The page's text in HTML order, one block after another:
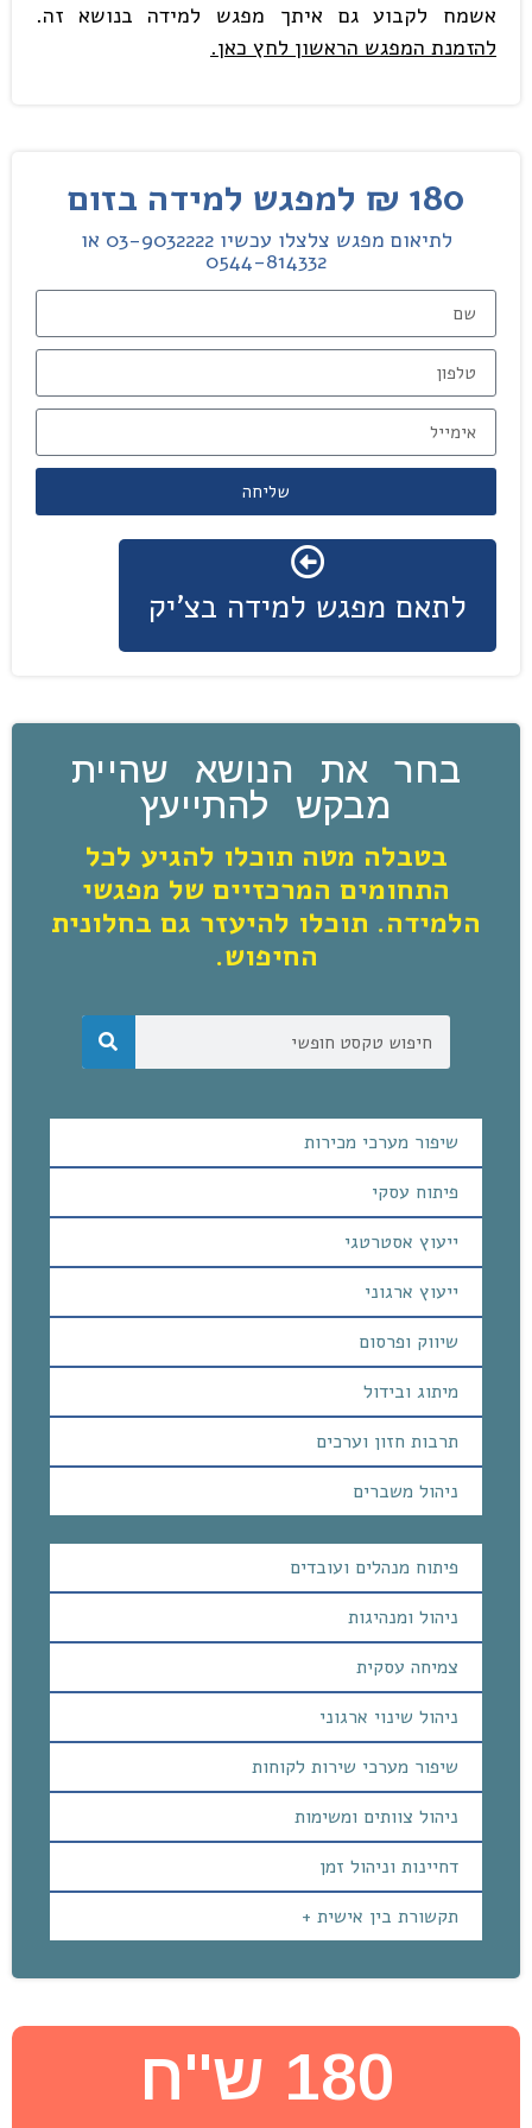
אשמח לקבוע גם איתך מפגש למידה בנושא זה.
להזמנת המפגש הראשון לחץ כאן.
180 ₪ למפגש למידה בזום
לתיאום מפגש צלצלו עכשיו 03-9032222 או
0544-814332
שליחה
לתאם מפגש למידה בצ'יק
בחר את הנושא שהיית
מבקש להתייעץ
בטבלה מטה תוכלו להגיע לכל
התחומים המרכזיים של מפגשי
הלמידה. תוכלו להיעזר גם בחלונית
החיפוש.
שיפור מערכי מכירות
פיתוח עסקי
ייעוץ אסטרטגי
ייעוץ ארגוני
שיווק ופרסום
מיתוג ובידול
תרבות חזון וערכים
ניהול משברים
פיתוח מנהלים ועובדים
ניהול ומנהיגות
צמיחה עסקית
ניהול שינוי ארגוני
שיפור מערכי שירות לקוחות
ניהול צוותים ומשימות
דחיינות וניהול זמן
תקשורת בין אישית +
180 ש''ח